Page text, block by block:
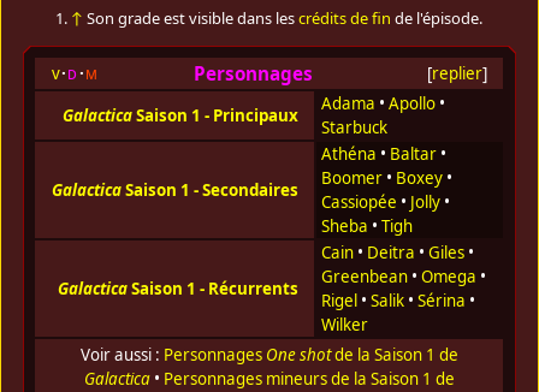
↑ Son grade est visible dans lescrédits de fin de l'épisode.
[replier]
v d m Personnages
GalacticaSaison 1 - Principaux
Adama • Apollo•
Starbuck
GalacticaSaison 1 - Secondaires
Athéna • Baltar•
Boomer• Boxey•
Cassiopée • Jolly•
Sheba • Tigh
GalacticaSaison 1 - Récurrents
Cain• Deitra • Giles•
Greenbean• Omega •
Rigel• Salik• Sérina •
Wilker
Voir aussi : Personnages One shotde la Saison 1 de
Galactica• Personnages mineurs de la Saison 1 de